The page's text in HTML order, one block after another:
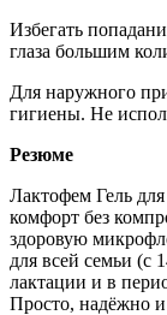
Избегать
глаза большим
Для наружного
гигиены. Не
Резюме
Лактофем Гель
комфорт без
здоровую
для всей семьи (с
лактации и в
Просто, надёжно и